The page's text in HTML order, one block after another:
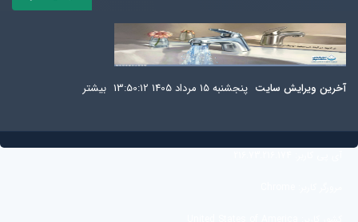
آخرين ويرايش سایت پنجشنبه 15 مرداد 1405 13:50:12 بيشتر